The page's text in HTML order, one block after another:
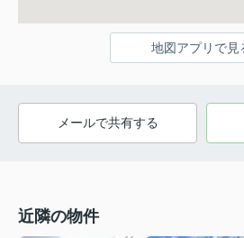
地図アプリで見
メールで共有する
近隣の物件